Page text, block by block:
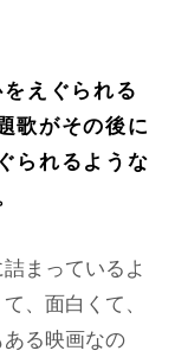
えぐられる
歌がその後に
られるような
まっているよ
、面白くて、
る映画なの